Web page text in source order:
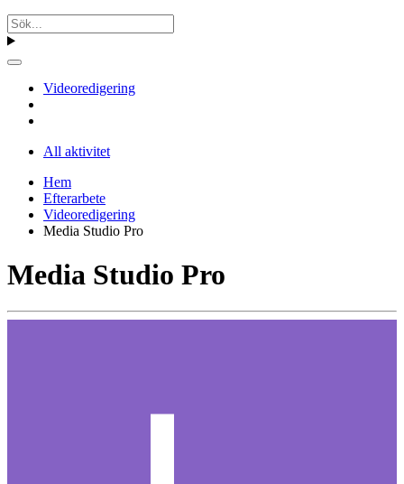
Videoredigering
All aktivitet
Hem
Efterarbete
Videoredigering
Media Studio Pro
Media Studio Pro